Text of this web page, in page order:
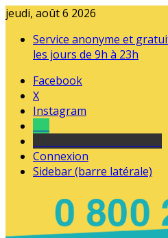
jeudi, août 6 2026
Service anonyme et
les jours de 9h à 23h
Facebook
X
Instagram
Connexion
Sidebar (barre latérale)